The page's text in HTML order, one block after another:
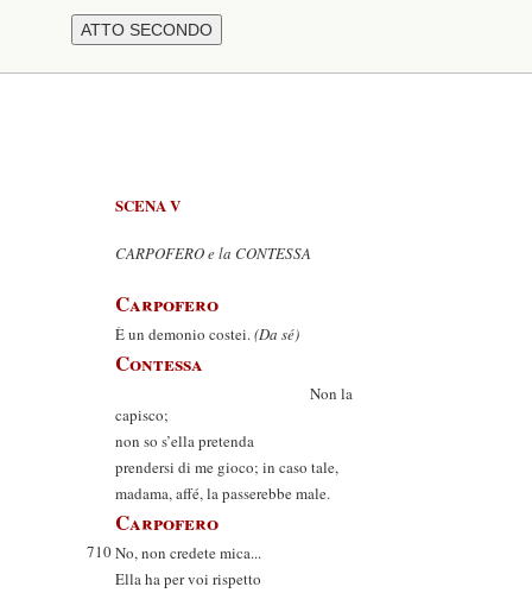
SCENA V
CARPOFERO e la CONTESSA
Carpofero
È un demonio costei.(Da sé)
Contessa
Non la
capisco;
non so s’ella pretenda
prendersi di me gioco; in caso tale,
madama, affé, la passerebbe male.
Carpofero
710No, non credete mica...
Ella ha per voi rispetto